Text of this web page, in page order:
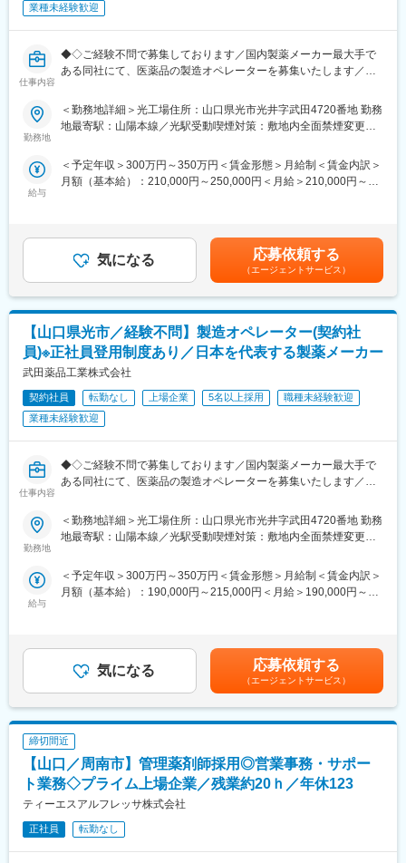
名）
教育担当者によるOJTを受けていただきながら、まずは知見を深
めていただきます。
■働き方：
弊社フレックスタイム制度は、コアタイム無し月内の繁忙にあわ
せて勤務時間を調整することができます。
また、業務との兼ね合いによりますが、月5日まで好きなタイミン
グで在宅勤務が可能です。
◇安定性
創業60年を超える老舗企業であり、積水化学工業の母体を持つ、
強固な事業基盤が強みです。
住インフラ業界を中心として多数の業界から引き合いをいただい
ております。
業種未経験歓迎
仕事内容
◆◇ご経験不問で募集しております／国内製薬メーカー最大手で
ある同社にて、医薬品の製造オペレーターを募集いたします／正
＼社会的にも期待が寄せられる、医薬品工場でのご経験・スキル
◎年間休日123日、借り上げ社宅制度等もあり福利厚生充実で
す！
※未経験から習得可能な業務内容でございます！
医薬品（固形製剤）製造業務
上記製造業務に付帯関連する業務（準備・片付け・清掃など）
※業務具体例
- クリーンルーム内での製造機器の操作
- 使用する器具・部品の洗浄
- 製造環境の清掃、消毒
- 用水設備、空調設備の維持管理
- 標準作業手順書、作業記録書の制改訂などのパソコン業務
- 医薬品製造のために必要な教育の受講
■居住地について：
（もしくは住宅手当）等の補助がございます。
・山口県光市は、人口2万3千人ほどの海・山・川の豊かな自然に
を有する、都市と自然が調和した住みよいまちです。
光工場は山口県光市にあるタケダの主力生産工場で、光工場はグ
ローバルの供給ネットワークの中でも重要な基幹工場としての役
・当社は常に患者さんを中心に考え、世界中の人々により健やか
で輝かしい未来をお届けすることを目指してきました。従業員一
人ひとりにそれぞれの能力と熱意に応じた成長の機会を提供する
ことにも組んで取り組んでいます。
・当社は国内第一の製薬企業、そして業界を牽引するグローバル
リーダーです。従業員は四つの優先順位（患者さん中心、社会と
の信頼関係構築、レピュテーションの向上、事業の発展）とタケ
ダイズム（誠実＝公正・正直・不屈）のもと一致団結していま
す。タケダイズムは私たちの信念であり正しい方向へ導く羅針盤
です。当社は日々の業務においてタケダイズムを体現していま
す。
勤務地
＜勤務地詳細＞光工場住所：山口県光市光井字武田4720番地 勤務
地最寄駅：山陽本線／光駅受動喫煙対策：敷地内全面禁煙変更の
給与
＜予定年収＞300万円～350万円＜賃金形態＞月給制＜賃金内訳＞
月額（基本給）：210,000円～250,000円＜月給＞210,000円～
上下する可能性があります。月給(月額)は固定手当を含めた表記で
す。
気になる 応募依頼する
（エージェントサービス）
【山口県光市／経験不問】製造オペレーター(契約社
員)※正社員登用制度あり／日本を代表する製薬メーカー
武田薬品工業株式会社
契約社員 転勤なし 上場企業 5名以上採用
職種未経験歓迎
業種未経験歓迎
仕事内容
◆◇ご経験不問で募集しております／国内製薬メーカー最大手で
ある同社にて、医薬品の製造オペレーターを募集いたします／正
＼社会的にも期待が寄せられる、医薬品工場でのご経験・スキル
◎年間休日123日、借り上げ社宅制度もあり福利厚生充実！
◎遠方から転居される方には、引越し費用負担や住宅補助あり◎
- 医薬品（注射剤）製造業務
- 上記製造業務に付帯関連する業務（準備・片付け・清掃など）
※業務具体例
- クリーンルーム内での製造機器の操作（洗浄機、滅菌機、充填機
など）
- 使用する器具・部品の洗浄
- 製造環境の清掃、消毒
- 用水設備、空調設備の維持管理
- 標準作業手順書、作業記録書の制改訂などのパソコン業務
- 医薬品製造のために必要な教育の受講
■居住地について：
勤務地
＜勤務地詳細＞光工場住所：山口県光市光井字武田4720番地 勤務
地最寄駅：山陽本線／光駅受動喫煙対策：敷地内全面禁煙変更の
給与
＜予定年収＞300万円～350万円＜賃金形態＞月給制＜賃金内訳＞
月額（基本給）：190,000円～215,000円＜月給＞190,000円～
も目安の金額であり、選考を通じて上下する可能性があります。
月給(月額)は固定手当を含めた表記です。
気になる 応募依頼する
（エージェントサービス）
締切間近
【山口／周南市】管理薬剤師採用◎営業事務・サポー
ト業務◇プライム上場企業／残業約20ｈ／年休123
ティーエスアルフレッサ株式会社
正社員 転勤なし